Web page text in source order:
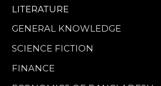
LITERATURE
GENERAL KNOWLEDGE
SCIENCE FICTION
FINANCE